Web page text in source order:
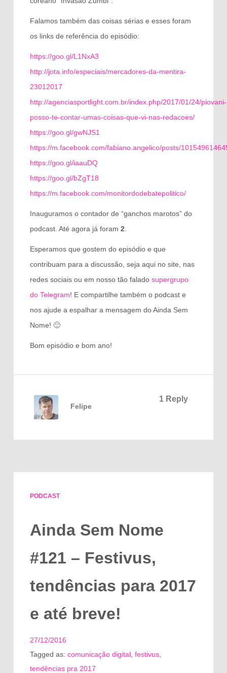
Falamos também das coisas sérias e esses foram
os links de referência do episódio:
https://goo.gl/L1NxA3
http://jota.info/especiais/mercadores-da-mentira-
23012017
http://agenciasportlight.com.br/index.php/2017/01/24/piovani-
posso-te-contar-umas-coisas-que-vi-nas-redacoes/
https://goo.gl/gwNJS1
https://m.facebook.com/fabiano.angelico/posts/
https://goo.gl/iaauDQ
https://goo.gl/bZgT18
https://m.facebook.com/monitordodebatepolitico/
Inauguramos o contador de “ganchos marotos” do
podcast. Até agora já foram 2
Esperamos que gostem do episódio e que
contribuam para a discussão, seja aqui no site, nas
redes sociais ou em nosso tão falado supergrupo
do Telegram! E compartilhe também o podcast e
nos ajude a espalhar a mensagem do Ainda Sem
Nome! 🙂
Bom episódio e bom ano!
1 Reply
Felipe
PODCAST
Ainda Sem Nome
#121 – Festivus,
tendências para 2017
e até breve!
27/12/2016
Tagged as: comunicação digital, festivus,
tendências pra 2017